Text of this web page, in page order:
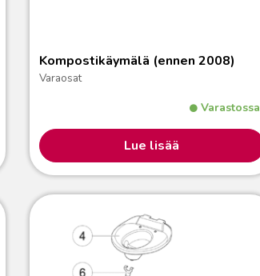
Kompostikäymälä (ennen 2008)
Varaosat
Varastossa
Lue lisää